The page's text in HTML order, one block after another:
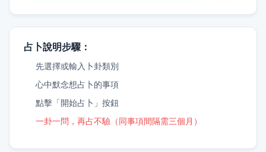
占卜說明步驟：
先選擇或輸入卜卦類別
心中默念想占卜的事項
點擊「開始占卜」按鈕
一卦一問，再占不驗（同事項間隔需三個月）